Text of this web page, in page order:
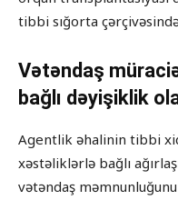
tibbi sığorta
Vətəndaş
bağlı dəyişiklik
Agentlik əhalinin tibbi
xəstəliklərlə bağlı
vətəndaş